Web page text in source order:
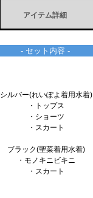
アイテム詳細
- セット内容 -
シルバー(れいぽよ着用水着)
・トップス
・ショーツ
・スカート
ブラック(聖菜着用水着)
・モノキニビキニ
・スカート